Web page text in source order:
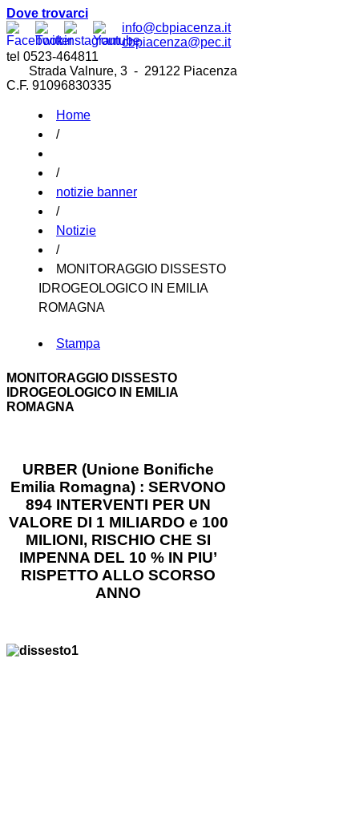
Dove trovarci
info@cbpiacenza.it
cbpiacenza@pec.it
tel 0523-464811
Strada Valnure, 3 - 29122 Piacenza
C.F. 91096830335
Home
/
/
notizie banner
/
Notizie
/
MONITORAGGIO DISSESTO
IDROGEOLOGICO IN EMILIA
ROMAGNA
Stampa
MONITORAGGIO DISSESTO
IDROGEOLOGICO IN EMILIA
ROMAGNA
URBER (Unione Bonifiche
Emilia Romagna) : SERVONO
894 INTERVENTI PER UN
VALORE DI 1 MILIARDO e 100
MILIONI, RISCHIO CHE SI
IMPENNA DEL 10 % IN PIU’
RISPETTO ALLO SCORSO
ANNO